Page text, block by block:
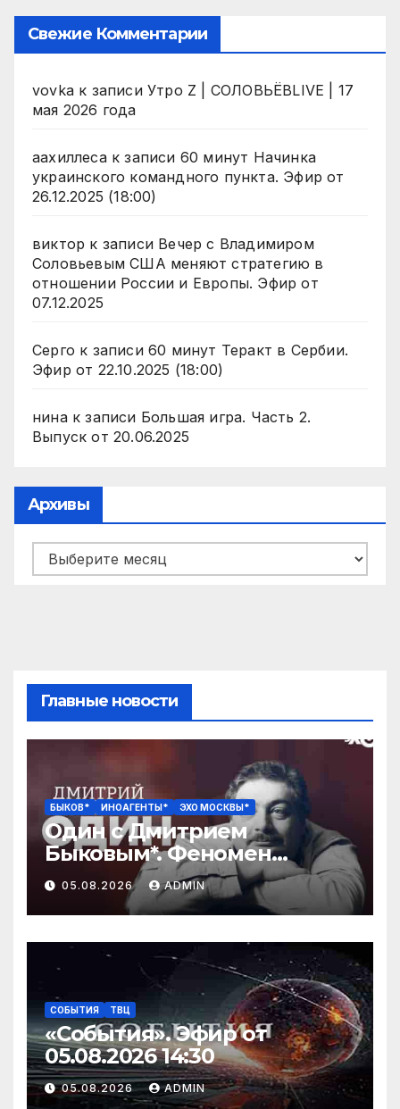
Свежие Комментарии
vovka к записи Утро Z | СОЛОВЬЁВLIVE | 17
мая 2026 года
аахиллесак записи 60 минут Начинка
украинского командного пункта. Эфир от
26.12.2025 (18:00)
виктор к записи Вечер с Владимиром
Соловьевым США меняют стратегию в
отношении России и Европы. Эфир от
07.12.2025
Серго к записи 60 минут Теракт в Сербии.
Эфир от 22.10.2025 (18:00)
нинак записи Большая игра. Часть 2.
Выпуск от 20.06.2025
Архивы
Архивы
Главные новости
БЫКОВ* ИНОАГЕНТЫ* ЭХО МОСКВЫ*
Один с Дмитрием
Быковым*. Феномен
Шекспира / 05.08.26
05.08.2026 ADMIN
СОБЫТИЯ ТВЦ
«События». Эфир от
05.08.2026 14:30
05.08.2026 ADMIN